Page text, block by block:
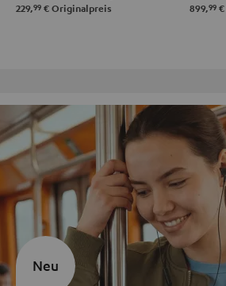
229,99 € Originalpreis 899,99 €
Neu